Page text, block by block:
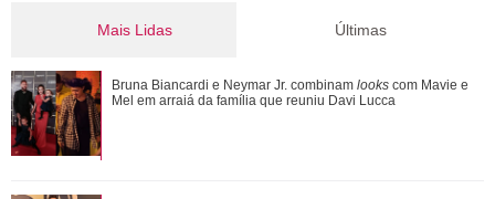
Mais Lidas
Luma Cesar, filha de Elaine Mickely e César Filho, anuncia
nascimento do primeiro filho: Ind...
Últimas
Bruna Biancardi e Neymar Jr. combinam looks com Mavie e
Mel em arraiá da família que reuniu Davi Lucca